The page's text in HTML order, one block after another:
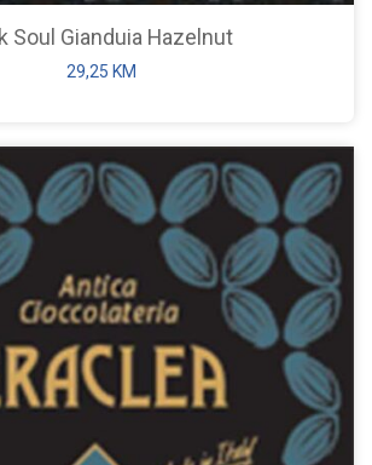
Soul Gianduia Hazelnut
29,25 KM